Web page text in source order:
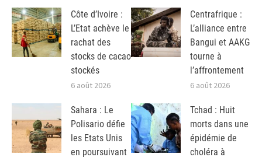
Côte d’Ivoire :
L’Etat achève le
rachat des
stocks de cacao
stockés
6 août 2026
Centrafrique :
L’alliance entre
Bangui et AAKG
tourne à
l’affrontement
6 août 2026
Sahara : Le
Polisario défie
les Etats Unis
en poursuivant
Tchad : Huit
morts dans une
épidémie de
choléra à